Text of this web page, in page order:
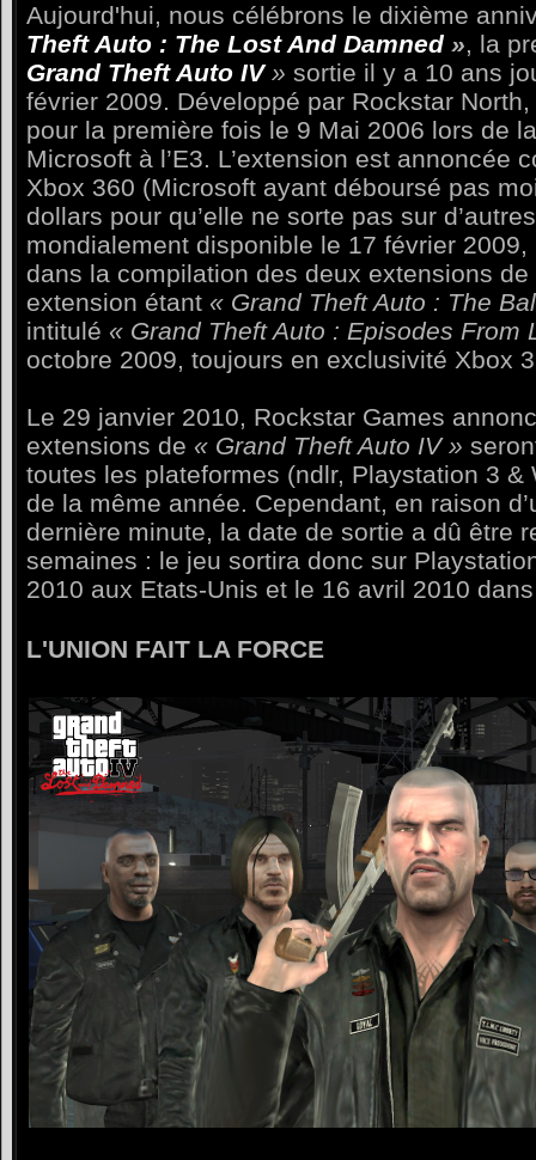
Aujourd'hui, nous célébrons le dixième
Theft Auto : The Lost And Damned », la
Grand Theft Auto IV» sortie il y a 10 ans
février 2009. Développé par Rockstar
pour la première fois le 9 Mai 2006 lors de
Microsoft à l’E3. L’extension est annoncée
Xbox 360 (Microsoft ayant déboursé pas
dollars pour qu’elle ne sorte pas sur
mondialement disponible le 17 février
dans la compilation des deux extensions de
extension étant « Grand Theft Auto : The
intitulé « Grand Theft Auto : Episodes From
octobre 2009, toujours en exclusivité Xbox
Le 29 janvier 2010, Rockstar Games
extensions de « Grand Theft Auto IV »
toutes les plateformes (ndlr, Playstation 3 &
de la même année. Cependant, en raison
dernière minute, la date de sortie a dû être
semaines : le jeu sortira donc sur
2010 aux Etats-Unis et le 16 avril 2010
L'UNION FAIT LA FORCE